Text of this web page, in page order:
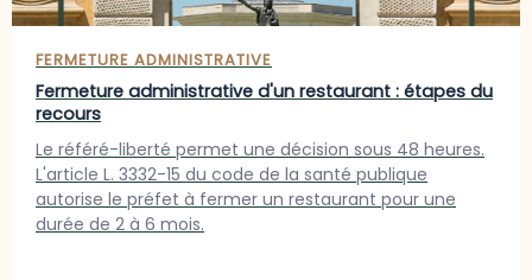
FERMETURE ADMINISTRATIVE
Fermeture administrative d'un restaurant : étapes du
recours
Le référé-liberté permet une décision sous 48 heures.
L'article L. 3332-15 du code de la santé publique
autorise le préfet à fermer un restaurant pour une
durée de 2 à 6 mois.